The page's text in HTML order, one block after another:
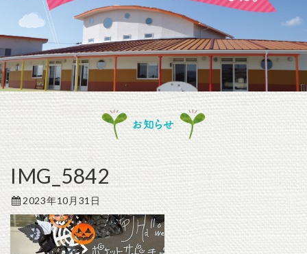
g
a
t
n
お知らせ
IMG_5842
2023年10月31日